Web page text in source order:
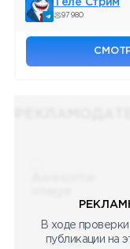
Теле Стрим
97 980
08.05.2023
Научный
В ходе
публикации на